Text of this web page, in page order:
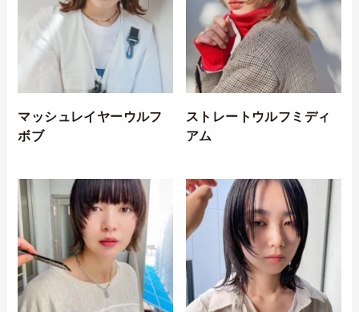
マッシュレイヤーウルフ
ボブ
ストレートウルフミディ
アム